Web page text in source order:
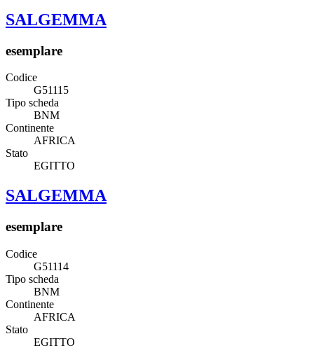
SALGEMMA
esemplare
Codice
G51115
Tipo scheda
BNM
Continente
AFRICA
Stato
EGITTO
SALGEMMA
esemplare
Codice
G51114
Tipo scheda
BNM
Continente
AFRICA
Stato
EGITTO